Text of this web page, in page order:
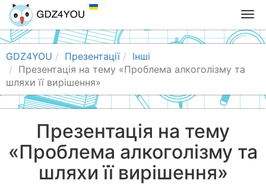
T
o
g
n
a
g
a
GDZ4YOU Презентації
Інші
Презентація на тему «Проблема алкоголізму та
шляхи її вирішення»
Презентація на тему
«Проблема алкоголізму та
шляхи її вирішення»